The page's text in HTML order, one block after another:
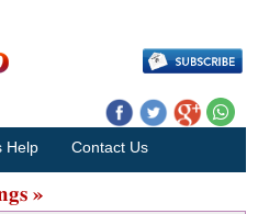
Help Contact Us
»